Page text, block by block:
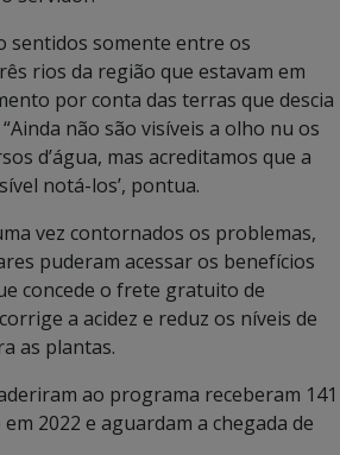
sentidos somente entre os
rios da região que estavam em
por conta das terras que descia
não são visíveis a olho nu os
d’água, mas acreditamos que a
notá-los’, pontua.
vez contornados os problemas,
puderam acessar os benefícios
concede o frete gratuito de
a acidez e reduz os níveis de
as plantas.
ao programa receberam 141
2022 e aguardam a chegada de